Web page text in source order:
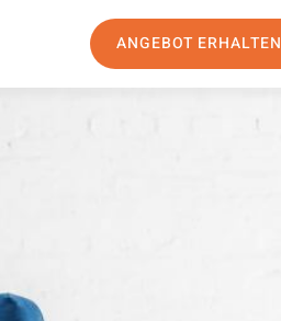
ANGEBOT ERHALTEN